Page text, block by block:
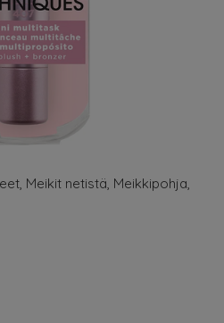
, Meikit netistä, Meikkipohja,